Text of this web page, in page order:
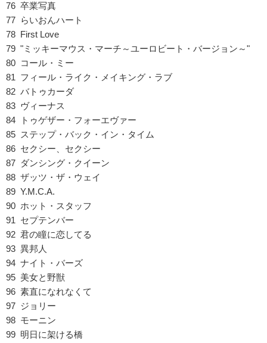
76 卒業写真
77 らいおんハート
78 First Love
79 "ミッキーマウス・マーチ～ユーロビート・バージョン～"
80 コール・ミー
81 フィール・ライク・メイキング・ラブ
82 バトゥカーダ
83 ヴィーナス
84 トゥゲザー・フォーエヴァー
85 ステップ・バック・イン・タイム
86 セクシー、セクシー
87 ダンシング・クイーン
88 ザッツ・ザ・ウェイ
89 Y.M.C.A.
90 ホット・スタッフ
91 セプテンバー
92 君の瞳に恋してる
93 異邦人
94 ナイト・バーズ
95 美女と野獣
96 素直になれなくて
97 ジョリー
98 モーニン
99 明日に架ける橋